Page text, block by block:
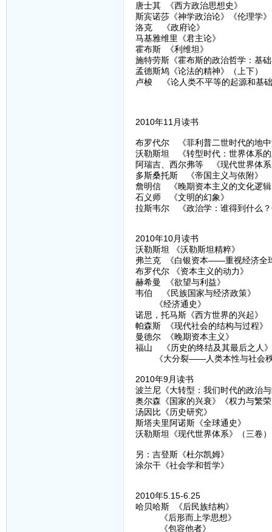
唐士其 《西方政治思想史》
斯宾诺莎《神学政治论》《伦理学
洛克 《政府论》
马基雅维里《君主论》
霍布斯 《利维坦》
施特劳斯《霍布斯的政治哲学：基
孟德斯鸠《论法的精神》（上下）
卢梭 《论人类不平等的起源和基
2010年11月读书
布罗代尔 《菲利普二世时代的地
沃勒斯坦 《转型时代：世界体系
阿瑞吉、西尔弗等 《现代世界体
多斯桑托斯 《帝国主义与依附》
詹明信 《晚期资本主义的文化逻
石义师 《文明的幻象》
拉斯韦尔 《政治学：谁得到什么
2010年10月读书
沃勒斯坦 《沃勒斯坦精粹》
弗兰克 《白银资本——重视经济全
布罗代尔 《资本主义的动力》
赫希曼 《欲望与利益》
韦伯 《民族国家与经济政策》
《经济通史》
诺思，托马斯《西方世界的兴起》
帕森斯 《现代社会的结构与过程》
曼德尔 《晚期资本主义》
福山 《历史的终结及其最后之人》
《大分裂——人类本性与社会秩
2010年9月读书
波兰尼《大转型：我们时代的政治
奥尔森《国家的兴衰》《权力与繁
汤因比《历史研究》
斯塔夫里阿诺斯《全球通史》
沃勒斯坦《现代世界体系》（三卷
另：吉登斯《杜尔凯姆》
涂尔干《社会学和哲学》
2010年5.15-6.25
哈贝哈斯 《后民族结构》
《后形而上学思想》
《包容他者》